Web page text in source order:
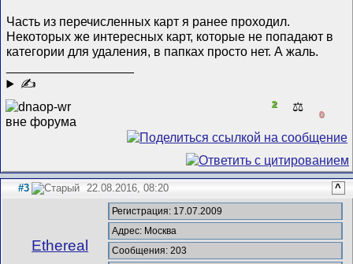
Часть из перечисленных карт я ранее проходил.
Некоторых же интересных карт, которые не попадают в
категории для удаления, в папках просто нет. А жаль.
✍
2 ⚖️
0
#3 22.08.2016, 08:20 ^
Ethereal
Регистрация: 17.07.2009
Адрес: Москва
Сообщения: 203